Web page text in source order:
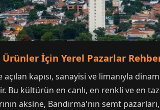
Ürünler İçin Yerel Pazarlar
kapısı, sanayisi ve limanıyla
kültürün en canlı, en renkli ve en
aksine, Bandırma'nın semt